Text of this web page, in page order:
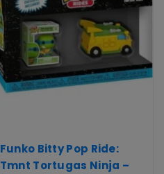
Funko Bitty Pop Ride:
Tmnt Tortugas Ninja –